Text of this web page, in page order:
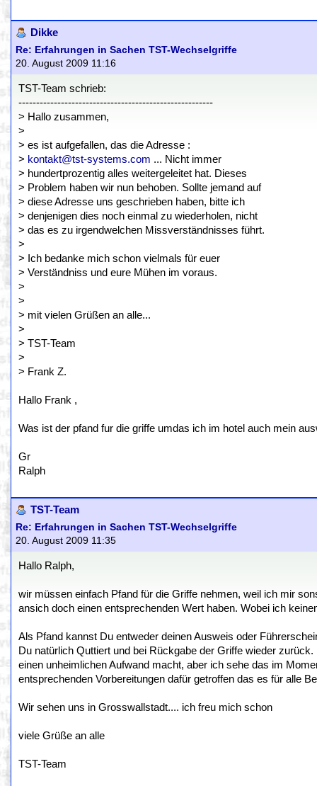
Dikke
Re: Erfahrungen in Sachen TST-Wechselgriffe
20. August 2009 11:16
TST-Team schrieb:
-------------------------------------------------------
> Hallo zusammen,
>
> es ist aufgefallen, das die Adresse :
> kontakt@tst-systems.com ... Nicht immer
> hundertprozentig alles weitergeleitet hat. Dieses
> Problem haben wir nun behoben. Sollte jemand auf
> diese Adresse uns geschrieben haben, bitte ich
> denjenigen dies noch einmal zu wiederholen, nicht
> das es zu irgendwelchen Missverständnisses führt.
>
> Ich bedanke mich schon vielmals für euer
> Verständniss und eure Mühen im voraus.
>
>
> mit vielen Grüßen an alle...
>
> TST-Team
>
> Frank Z.
Hallo Frank ,
Was ist der pfand fur die griffe umdas ich im hotel auch mein
Gr
Ralph
TST-Team
Re: Erfahrungen in Sachen TST-Wechselgriffe
20. August 2009 11:35
Hallo Ralph,
wir müssen einfach Pfand für die Griffe nehmen, weil ich mir
ansich doch einen entsprechenden Wert haben. Wobei ich
Als Pfand kannst Du entweder deinen Ausweis oder
Du natürlich Quttiert und bei Rückgabe der Griffe wieder
einen unheimlichen Aufwand macht, aber ich sehe das im
entsprechenden Vorbereitungen dafür getroffen das es für alle
Wir sehen uns in Grosswallstadt.... ich freu mich schon
viele Grüße an alle
TST-Team